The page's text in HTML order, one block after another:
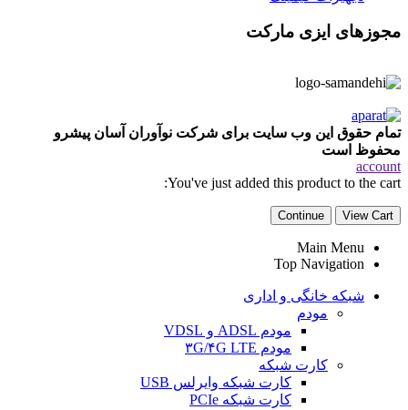
مجوزهای ایزی مارکت
تمام حقوق این وب سایت برای شرکت نوآوران آسان پیشرو
محفوظ است
account
You've just added this product to the cart:
View Cart
Continue
Main Menu
Top Navigation
شبکه خانگی و اداری
مودم
مودم ADSL و VDSL
مودم ۳G/۴G LTE
کارت شبکه
کارت شبکه وایرلس USB
کارت شبکه PCIe